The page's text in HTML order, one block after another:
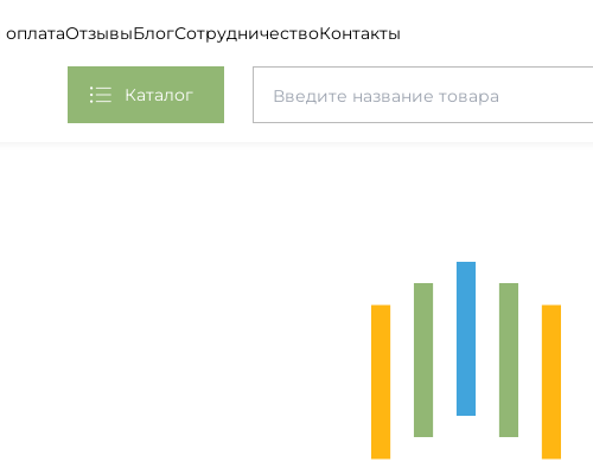
ОтзывыБлогСотрудничествоКонтакты
Каталог